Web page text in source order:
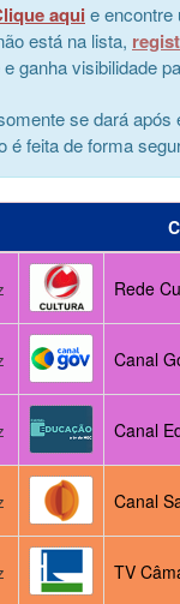
aqui e encontre
está na lista,
ganha visibilidade
se dará
é feita de forma
Rede
Canal
Canal
Canal
TV